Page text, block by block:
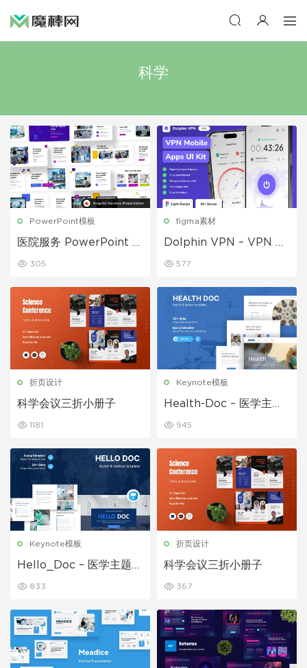
科学
PowerPoint模板
医院服务 PowerPoint 模
305
figma素材
Dolphin VPN – VPN M
577
折页设计
科学会议三折小册子
1181
Keynote模板
Health-Doc – 医学主题
945
Keynote模板
Hello_Doc – 医学主题演
833
折页设计
科学会议三折小册子
367